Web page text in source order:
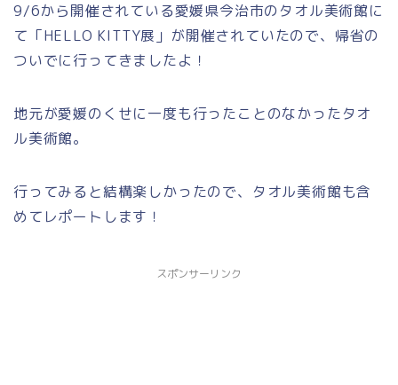
9/6から開催されている愛媛県今治市のタオル美術館に
て「HELLO KITTY展」が開催されていたので、帰省の
ついでに行ってきましたよ！
地元が愛媛のくせに一度も行ったことのなかったタオ
ル美術館。
行ってみると結構楽しかったので、タオル美術館も含
めてレポートします！
スポンサーリンク